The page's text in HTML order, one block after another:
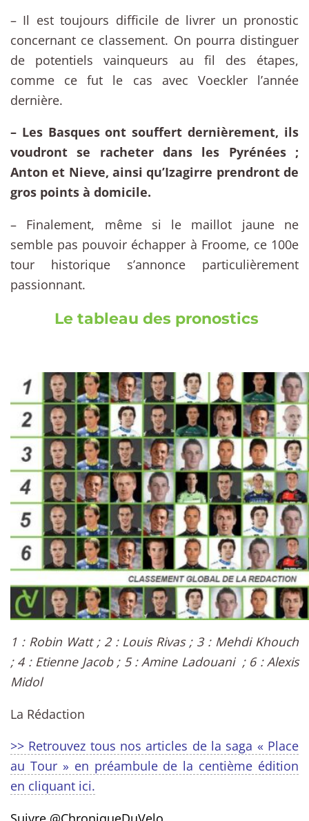
– Il est toujours difficile de livrer un pronostic
concernant ce classement. On pourra distinguer
de potentiels vainqueurs au fil des étapes,
comme ce fut le cas avec Voeckler l’année
dernière.
– Les Basques ont souffert dernièrement, ils
voudront se racheter dans les Pyrénées ;
Anton et Nieve, ainsi qu’Izagirre prendront de
gros points à domicile.
– Finalement, même si le maillot jaune ne
semble pas pouvoir échapper à Froome, ce 100e
tour historique s’annonce particulièrement
passionnant.
Le tableau des pronostics
1 : Robin Watt ; 2 : Louis Rivas ; 3 : Mehdi Khouch
;4 : Etienne Jacob ; 5 : Amine Ladouani ; 6 : Alexis
Midol
La Rédaction
>> Retrouvez tous nos articles de la saga « Place
au Tour » en préambule de la centième édition
en cliquant ici.